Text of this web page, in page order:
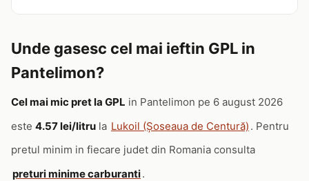
Unde gasesc cel mai ieftin GPL in
Pantelimon?
Cel mai mic pret la GPL in Pantelimon pe 6 august 2026
este 4.57 lei/litru la Lukoil (Șoseaua de Centură) . Pentru
pretul minim in fiecare judet din Romania consulta
preturi minime carburanti.